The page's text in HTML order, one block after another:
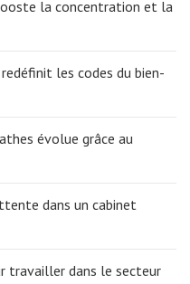
la concentration et la
les codes du bien-
évolue grâce au
dans un cabinet
travailler dans le secteur